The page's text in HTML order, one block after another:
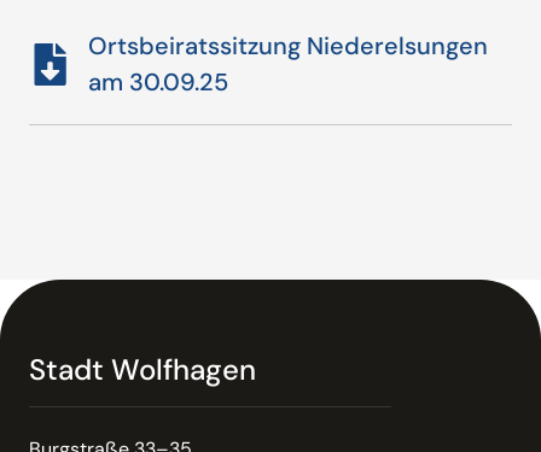
Ortsbeiratssitzung Niederelsungen
am 30.09.25
Stadt Wolfhagen